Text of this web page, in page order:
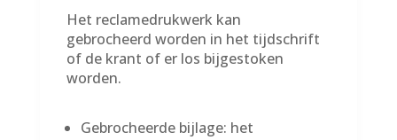
Het reclamedrukwerk kan
gebrocheerd worden in het tijdschrift
of de krant of er los bijgestoken
worden.
Gebrocheerde bijlage: het